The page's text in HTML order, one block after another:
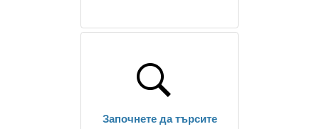
Започнете да търсите